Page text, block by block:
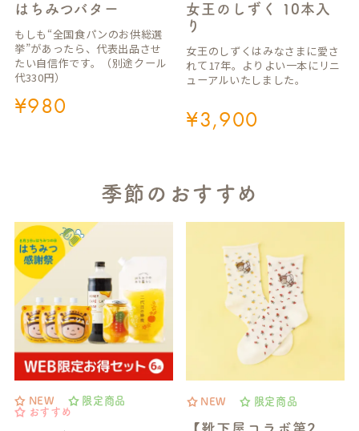
はちみつバター
もしも“全国食パンのお供総選
挙”があったら、代表出品させ
たい自信作です。（別途クール
代330円）
¥980
女王のしずく 10本入
り
女王のしずくはみなさまに愛さ
れて17年。よりよい一本にリニ
ューアルいたしました。
¥3,900
季節のおすすめ
NEW
限定商品
おすすめ
NEW 限定商品